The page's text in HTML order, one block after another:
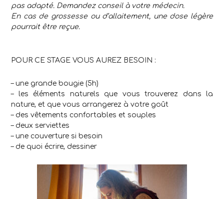
pas adapté. Demandez conseil à votre médecin.
En cas de grossesse ou d’allaitement, une dose légère
pourrait être reçue.
POUR CE STAGE VOUS AUREZ BESOIN :
– une grande bougie (5h)
– les éléments naturels que vous trouverez dans la
nature, et que vous arrangerez à votre goût
– des vêtements confortables et souples
– deux serviettes
– une couverture si besoin
– de quoi écrire, dessiner